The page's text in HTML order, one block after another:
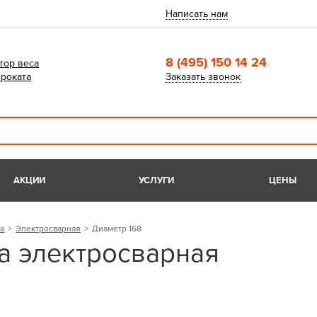
Написать нам
веса
8 (495) 150 14 24
Заказать звонок
АКЦИИ УСЛУГИ ЦЕНЫ
Электросварная Диаметр 168
электросварная